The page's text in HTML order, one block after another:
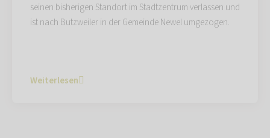
seinen bisherigen Standort im Stadtzentrum verlassen und
ist nach Butzweiler in der Gemeinde Newel umgezogen.
Weiterlesen